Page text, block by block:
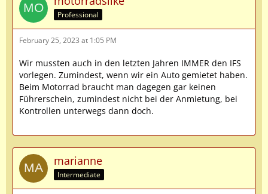
Professional
February 25, 2023 at 1:05 PM
Wir mussten auch in den letzten Jahren IMMER den IFS
vorlegen. Zumindest, wenn wir ein Auto gemietet haben.
Beim Motorrad braucht man dagegen gar keinen
Führerschein, zumindest nicht bei der Anmietung, bei
Kontrollen unterwegs dann doch.
marianne
Intermediate